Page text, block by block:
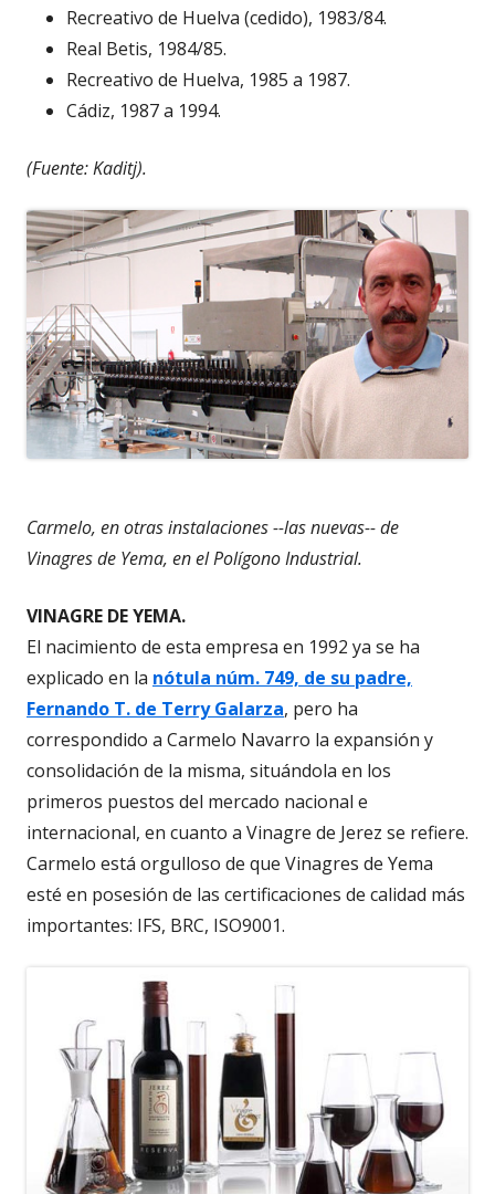
Recreativo de Huelva (cedido), 1983/84.
Real Betis, 1984/85.
Recreativo de Huelva, 1985 a 1987.
Cádiz, 1987 a 1994.
(Fuente: Kaditj).
Carmelo, en otras instalaciones --las nuevas-- de
Vinagres de Yema, en el Polígono Industrial.
VINAGRE DE YEMA.
El nacimiento de esta empresa en 1992 ya se ha
explicado en la nótula núm. 749, de su padre,
Fernando T. de Terry Galarza, pero ha
correspondido a Carmelo Navarro la expansión y
consolidación de la misma, situándola en los
primeros puestos del mercado nacional e
internacional, en cuanto a Vinagre de Jerez se refiere.
Carmelo está orgulloso de que Vinagres de Yema
esté en posesión de las certificaciones de calidad más
importantes: IFS, BRC, ISO9001.